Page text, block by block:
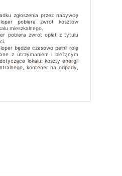
zgłoszenia przez nabywcę
pobiera zwrot kosztów
mieszkalnego.
pobiera zwrot opłat z tytułu
będzie czasowo pełnił rolę
z utrzymaniem i bieżącym
lokalu: koszty energii
kontener na odpady,